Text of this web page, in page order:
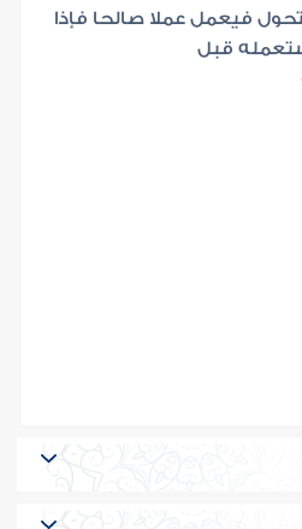
فيعمل عملا صالحا فإذا
استعمله قبل